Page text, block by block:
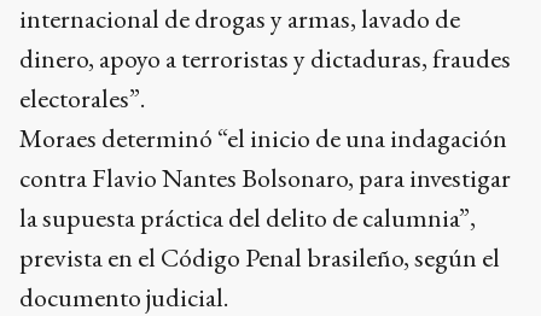
internacional de drogas y armas, lavado de
dinero, apoyo a terroristas y dictaduras, fraudes
electorales”.
Moraes determinó “el inicio de una indagación
contra Flavio Nantes Bolsonaro, para investigar
la supuesta práctica del delito de calumnia”,
prevista en el Código Penal brasileño, según el
documento judicial.